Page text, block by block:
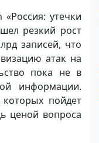
утечки
резкий рост
записей, что
атак на
пока не в
информации.
которых пойдет
ценой вопроса